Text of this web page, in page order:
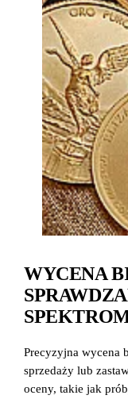
WYCENA
Precyzyjna wycena
sprzedaży lub
oceny, takie jak